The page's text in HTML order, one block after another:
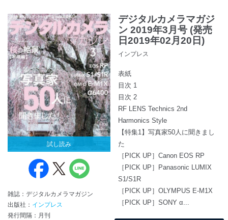
試し読み
雑誌：デジタルカメラマガジン
出版社： インプレス
発行間隔：月刊
デジタルカメラマガジ
ン 2019年3月号 (発売
日2019年02月20日)
インプレス
表紙
目次 1
目次 2
RF LENS Technics 2nd
Harmonics Style
【特集1】写真家50人に聞きまし
た
［PICK UP］Canon EOS RP
［PICK UP］Panasonic LUMIX
S1/S1R
［PICK UP］OLYMPUS E-M1X
［PICK UP］SONY α...